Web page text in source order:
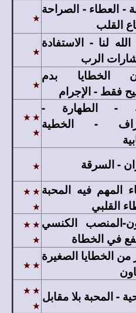
- العطاء - الصراحة
القلب
لنا - الاستفادة
الرب
الخطايا بدم
فقط - الإجرام
- الطهارة -
- الخطية
- السرقة
المهم فيه المحبة
القلبي
المنصب الكنسي
في الخطاة
من الخطايا الصغيرة
- المحبة بلا مقابل